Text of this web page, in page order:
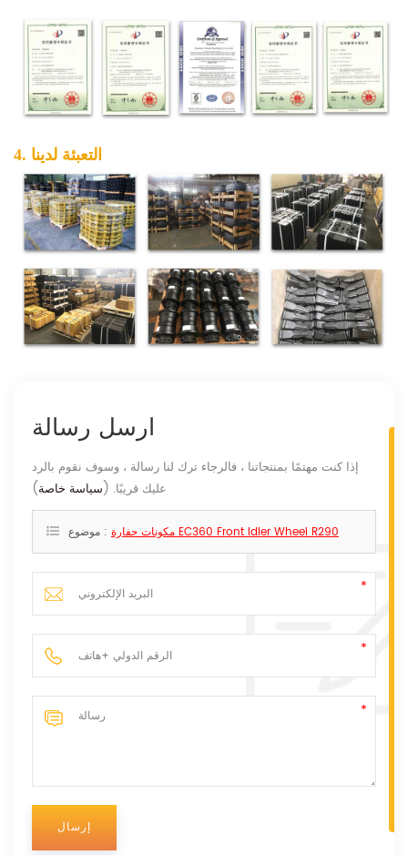
4. التعبئة لدينا
ارسل رسالة
إذا كنت مهتمًا بمنتجاتنا ، فالرجاء ترك لنا رسالة ، وسوف نقوم بالرد
عليك قريبًا. (سياسة خاصة)
موضوع : مكونات حفارة EC360 Front Idler Wheel R290